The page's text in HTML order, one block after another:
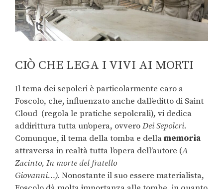
CIÒ CHE LEGA I VIVI AI MORTI
Il tema dei sepolcri è particolarmente caro a
Foscolo, che, influenzato anche dall’editto di Saint
Cloud (regola le pratiche sepolcrali), vi dedica
addirittura tutta un’opera, ovveroDei Sepolcri.
Comunque, il tema della tomba e dellamemoria
attraversa in realtà tutta l’opera dell’autore (A
Zacinto, In morte del fratello
Giovanni…). Nonostante il suo essere materialista,